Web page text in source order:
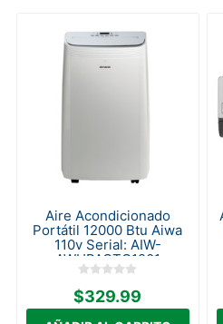
Aire Acondicionado
Portátil 12000 Btu Aiwa
110v Serial: AIW-
AWHPACTC1201
$329.99